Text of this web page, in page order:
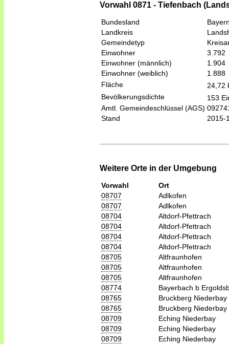
Vorwahl 0871 - Tiefenbach
Bundesland
Landkreis
Gemeindetyp
Einwohner
3.792
Einwohner (männlich)
1.904
Einwohner (weiblich)
1.888
Fläche
24,72
Bevölkerungsdichte
153
Amtl. Gemeindeschlüssel (AGS)
Stand
2015-
Weitere Orte in der Umgebung
Vorwahl
Ort
08707
Adlkofen
08707
Adlkofen
08704
Altdorf-Pfettrach
08704
Altdorf-Pfettrach
08704
Altdorf-Pfettrach
08704
Altdorf-Pfettrach
08705
Altfraunhofen
08705
Altfraunhofen
08705
Altfraunhofen
08774
Bayerbach b
08765
Bruckberg Niederbay
08765
Bruckberg Niederbay
08709
Eching Niederbay
08709
Eching Niederbay
08709
Eching Niederbay